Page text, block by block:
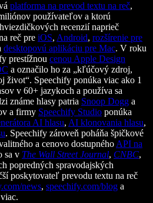
platforma na prevod textu na reč,
používateľov a ktorú
recenzií naprieč
reč pre iOS, Android, rozšírenie pre
desktopovú aplikáciu pre Mac. V roku
prestížnou cenou Apple Design
a označilo ho za „kľúčový zdroj,
Speechify ponúka viac ako 1
v 60+ jazykoch a používa sa
známe hlasy patria Snoop Dogg a
a firmy Speechify Studio ponúka
AI hlasu, AI klonovania hlasu,
. Speechify zároveň poháňa špičkové
a cenovo dostupného API na
sa v The Wall Street Journal, CNBC,
popredných spravodajských
poskytovateľ prevodu textu na reč
news, speechify.com/blog a